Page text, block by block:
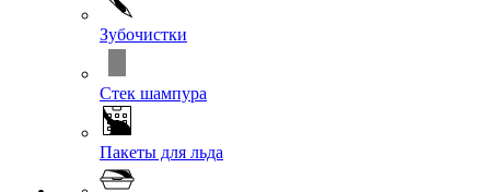
Зубочистки
Стек шампура
Пакеты для льда